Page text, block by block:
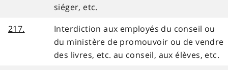
siéger, etc.
217.
Interdiction aux employés du conseil ou
du ministère de promouvoir ou de vendre
des livres, etc. au conseil, aux élèves, etc.